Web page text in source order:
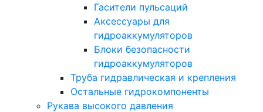
Гасители пульсаций
Аксессуары для
гидроаккумуляторов
Блоки безопасности
гидроаккумуляторов
Труба гидравлическая и крепления
Остальные гидрокомпоненты
Рукава высокого давления